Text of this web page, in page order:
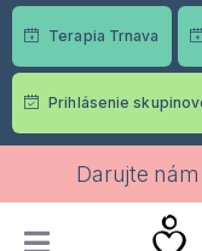
Terapia Trnava
Prihlásenie
Darujte